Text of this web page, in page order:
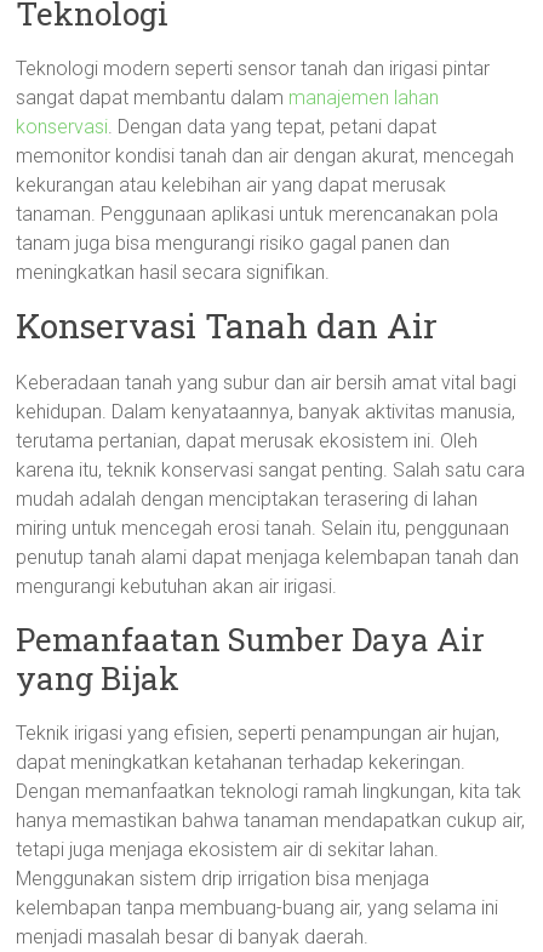
Teknologi
Teknologi modern seperti sensor tanah dan irigasi pintar
sangat dapat membantu dalam manajemen lahan
konservasi. Dengan data yang tepat, petani dapat
memonitor kondisi tanah dan air dengan akurat, mencegah
kekurangan atau kelebihan air yang dapat merusak
tanaman. Penggunaan aplikasi untuk merencanakan pola
tanam juga bisa mengurangi risiko gagal panen dan
meningkatkan hasil secara signifikan.
Konservasi Tanah dan Air
Keberadaan tanah yang subur dan air bersih amat vital bagi
kehidupan. Dalam kenyataannya, banyak aktivitas manusia,
terutama pertanian, dapat merusak ekosistem ini. Oleh
karena itu, teknik konservasi sangat penting. Salah satu cara
mudah adalah dengan menciptakan terasering di lahan
miring untuk mencegah erosi tanah. Selain itu, penggunaan
penutup tanah alami dapat menjaga kelembapan tanah dan
mengurangi kebutuhan akan air irigasi.
Pemanfaatan Sumber Daya Air
yang Bijak
Teknik irigasi yang efisien, seperti penampungan air hujan,
dapat meningkatkan ketahanan terhadap kekeringan.
Dengan memanfaatkan teknologi ramah lingkungan, kita tak
hanya memastikan bahwa tanaman mendapatkan cukup air,
tetapi juga menjaga ekosistem air di sekitar lahan.
Menggunakan sistem drip irrigation bisa menjaga
kelembapan tanpa membuang-buang air, yang selama ini
menjadi masalah besar di banyak daerah.